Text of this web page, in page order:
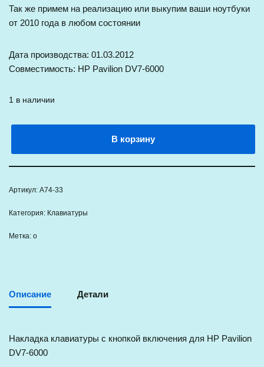
Так же примем на реализацию или выкупим ваши ноутбуки
от 2010 года в любом состоянии
Дата производства: 01.03.2012
Совместимость: HP Pavilion DV7-6000
1 в наличии
В корзину
Артикул: A74-33
Категория: Клавиатуры
Метка: о
Описание Детали
Накладка клавиатуры с кнопкой включения для HP Pavilion
DV7-6000